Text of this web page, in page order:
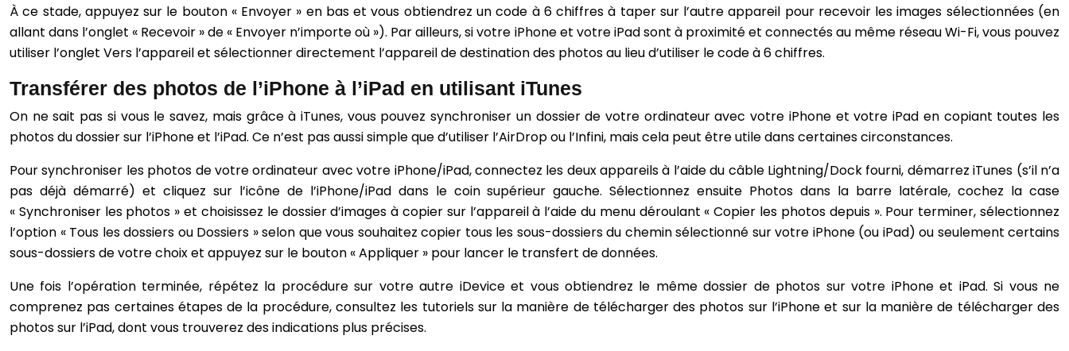
À ce stade, appuyez sur le bouton « Envoyer » en bas et vous obtiendrez un code à 6 chiffres à taper sur l’autre appareil pour recevoir les images sélectionnées (en
allant dans l’onglet « Recevoir » de « Envoyer n’importe où »). Par ailleurs, si votre iPhone et votre iPad sont à proximité et connectés au même réseau Wi-Fi, vous pouvez
utiliser l’onglet Vers l’appareil et sélectionner directement l’appareil de destination des photos au lieu d’utiliser le code à 6 chiffres.
Transférer des photos de l’iPhone à l’iPad en utilisant iTunes
On ne sait pas si vous le savez, mais grâce à iTunes, vous pouvez synchroniser un dossier de votre ordinateur avec votre iPhone et votre iPad en copiant toutes les
photos du dossier sur l’iPhone et l’iPad. Ce n’est pas aussi simple que d’utiliser l’AirDrop ou l’Infini, mais cela peut être utile dans certaines circonstances.
Pour synchroniser les photos de votre ordinateur avec votre iPhone/iPad, connectez les deux appareils à l’aide du câble Lightning/Dock fourni, démarrez iTunes (s’il n’a
pas déjà démarré) et cliquez sur l’icône de l’iPhone/iPad dans le coin supérieur gauche. Sélectionnez ensuite Photos dans la barre latérale, cochez la case
« Synchroniser les photos » et choisissez le dossier d’images à copier sur l’appareil à l’aide du menu déroulant « Copier les photos depuis ». Pour terminer, sélectionnez
l’option « Tous les dossiers ou Dossiers » selon que vous souhaitez copier tous les sous-dossiers du chemin sélectionné sur votre iPhone (ou iPad) ou seulement certains
sous-dossiers de votre choix et appuyez sur le bouton « Appliquer » pour lancer le transfert de données.
Une fois l’opération terminée, répétez la procédure sur votre autre iDevice et vous obtiendrez le même dossier de photos sur votre iPhone et iPad. Si vous ne
comprenez pas certaines étapes de la procédure, consultez les tutoriels sur la manière de télécharger des photos sur l’iPhone et sur la manière de télécharger des
photos sur l’iPad, dont vous trouverez des indications plus précises.